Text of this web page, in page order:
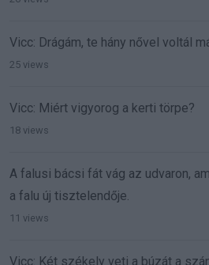
Vicc: Drágám, te hány nővel voltál
25 views
Vicc: Miért vigyorog a kerti törpe?
18 views
A falusi bácsi fát vág az udvaron,
a falu új tisztelendője.
11 views
Vicc: Két székely veti a búzát a